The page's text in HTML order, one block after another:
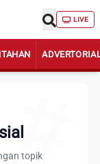
LIVE
topik